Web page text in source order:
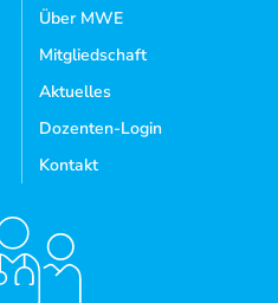
Über MWE
Mitgliedschaft
Aktuelles
Dozenten-Login
Kontakt